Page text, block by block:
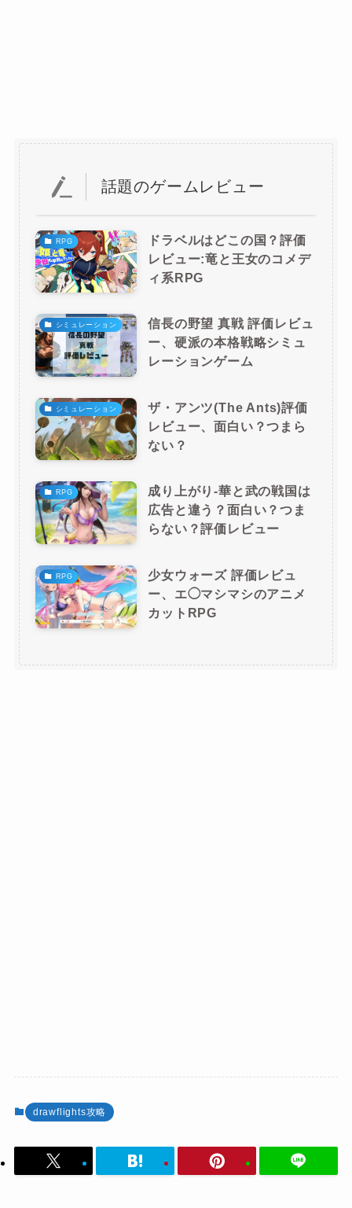
話題のゲームレビュー
RPG
ドラベルはどこの国？評価
レビュー:竜と王女のコメデ
ィ系RPG
シミュレーション
信長の野望 真戦 評価レビュ
ー、硬派の本格戦略シミュ
レーションゲーム
シミュレーション
ザ・アンツ(The Ants)評価
レビュー、面白い？つまら
ない？
RPG
成り上がり-華と武の戦国は
広告と違う？面白い？つま
らない？評価レビュー
RPG
少女ウォーズ 評価レビュ
ー、エ◯マシマシのアニメ
カットRPG
drawflights攻略